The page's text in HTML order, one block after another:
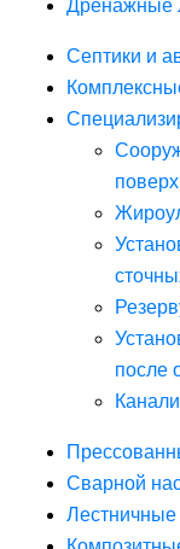
Дренажные
Септики и
после
Сварной
Лестничные